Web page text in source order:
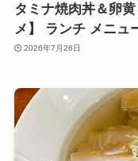
タミナ焼肉丼＆卵
メ】 ランチ メニュ
2026年7月26日